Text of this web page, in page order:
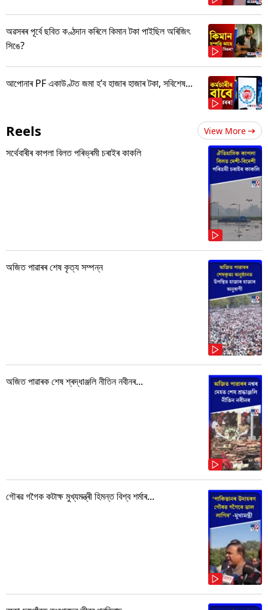
অৱসৰৰ পূৰ্বে ছবিত কণ্ঠদান কৰিলে কিমান টকা পাইছিল অৰিজিৎ
সিঙে?
আপোনাৰ PF একাউণ্টত জমা হ’ব হাজাৰ হাজাৰ টকা, সবিশেষ...
Reels View More
সৰ্থেবাৰীৰ কাপলা বিলত পৰিভ্ৰমী চৰাইৰ কাকলি
অজিত পাৱাৰৰ শেষ কৃত্য সম্পন্ন
অজিত পাৱাৰক শেষ শ্ৰদ্ধাঞ্জলি নীতিন নবীনৰ...
গৌৰৱ গগৈক কটাক্ষ মুখ্যমন্ত্ৰী হিমন্ত বিশ্ব শৰ্মাৰ...